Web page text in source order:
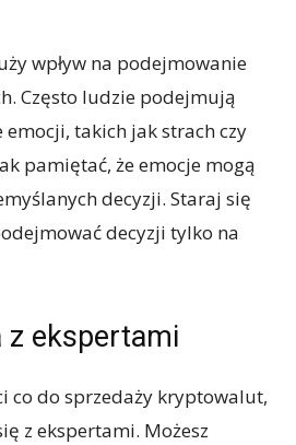
wpływ na podejmowanie
Często ludzie podejmują
takich jak strach czy
pamiętać, że emocje mogą
decyzji. Staraj się
decyzji tylko na
z ekspertami
co do sprzedaży kryptowalut,
z ekspertami. Możesz